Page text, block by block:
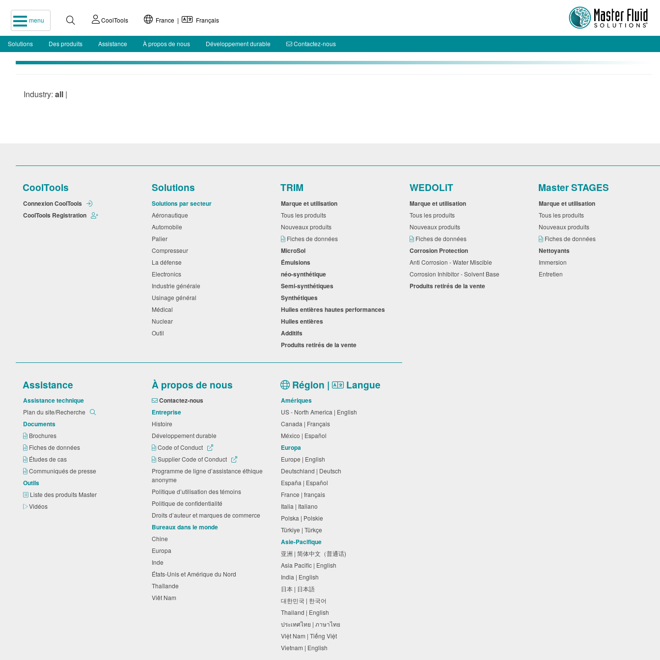
menu CoolTools France | Français
Solutions Des produits Assistance À propos de nous Développement durable Contactez-nous
Industry: all |
CoolTools
Connexion CoolTools
CoolTools Registration
Solutions
Solutions par secteur
Aéronautique
Automobile
Palier
Compresseur
La défense
Electronics
Industrie générale
Usinage général
Médical
Nuclear
Outil
TRIM
Marque et utilisation
Tous les produits
Nouveaux produits
Fiches de données
MicroSol
Émulsions
néo-synthétique
Semi-synthétiques
Synthétiques
Huiles entières hautes performances
Huiles entières
Additifs
Produits retirés de la vente
WEDOLiT
Marque et utilisation
Tous les produits
Nouveaux produits
Fiches de données
Corrosion Protection
Anti Corrosion - Water Miscible
Corrosion Inhibitor - Solvent Base
Produits retirés de la vente
Master STAGES
Marque et utilisation
Tous les produits
Nouveaux produits
Fiches de données
Nettoyants
Immersion
Entretien
Assistance
Assistance technique
Plan du site/Recherche
Documents
Brochures
Fiches de données
Études de cas
Communiqués de presse
Outils
Liste des produits Master
Vidéos
À propos de nous
Contactez-nous
Entreprise
Histoire
Développement durable
Code of Conduct
Supplier Code of Conduct
Programme de ligne d’assistance éthique
anonyme
Politique d’utilisation des témoins
Politique de confidentialité
Droits d’auteur et marques de commerce
Bureaux dans le monde
Chine
Europa
Inde
États-Unis et Amérique du Nord
Thaïlande
Viêt Nam
Région | Langue
Amériques
US - North America | English
Canada | Français
México | Español
Europa
Europe | English
Deutschland | Deutsch
España | Español
France | français
Italia | Italiano
Polska | Polskie
Türkiye | Türkçe
Asie-Pacifique
亚洲 | 简体中文（普通话)
Asia Pacific | English
India | English
日本 | 日本語
대한민국 | 한국어
Thailand | English
ประเทศไทย | ภาษาไทย
Việt Nam | Tiếng Việt
Vietnam | English